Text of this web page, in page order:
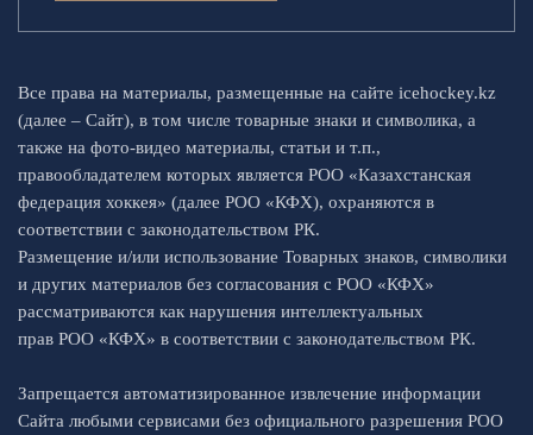
Все права на материалы, размещенные на сайте icehockey.kz
(далее – Сайт), в том числе товарные знаки и символика, а
также на фото-видео материалы, статьи и т.п.,
правообладателем которых является РОО «Казахстанская
федерация хоккея» (далее РОО «КФХ), охраняются в
соответствии с законодательством РК.
Размещение и/или использование Товарных знаков, символики
и других материалов без согласования с РОО «КФХ»
рассматриваются как нарушения интеллектуальных
прав РОО «КФХ» в соответствии с законодательством РК.
Запрещается автоматизированное извлечение информации
Сайта любыми сервисами без официального разрешения РОО